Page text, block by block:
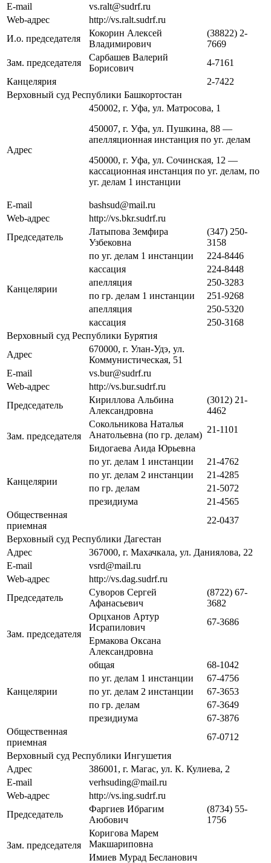
E-mail
vs.ralt@sudrf.ru
Web-адрес
http://vs.ralt.sudrf.ru
И.о. председателя
Кокорин Алексей
Владимирович
(38822) 2-
7669
Зам. председателя
Сарбашев Валерий
Борисович
4-7161
Канцелярия
2-7422
Верховный суд Республики Башкортостан
Адрес
450002, г. Уфа, ул. Матросова, 1
450007, г. Уфа, ул. Пушкина, 88 —
апелляционная инстанция по уг. делам
450000, г. Уфа, ул. Сочинская, 12 —
кассационная инстанция по уг. делам, по
уг. делам 1 инстанции
E-mail
bashsud@mail.ru
Web-адрес
http://vs.bkr.sudrf.ru
Председатель
Латыпова Земфира
Узбековна
(347) 250-
3158
Канцелярии
по уг. делам 1 инстанции
224-8446
кассация
224-8448
апелляция
250-3283
по гр. делам 1 инстанции
251-9268
апелляция
250-5320
кассация
250-3168
Верховный суд Республики Бурятия
Адрес
670000, г. Улан-Удэ, ул.
Коммунистическая, 51
E-mail
vs.bur@sudrf.ru
Web-адрес
http://vs.bur.sudrf.ru
Председатель
Кириллова Альбина
Александровна
(3012) 21-
4462
Зам. председателя
Сокольникова Наталья
Анатольевна (по гр. делам)
21-1101
Бидогаева Аида Юрьевна
Канцелярии
по уг. делам 1 инстанции
21-4762
по уг. делам 2 инстанции
21-4285
по гр. делам
21-5072
президиума
21-4565
Общественная
приемная
22-0437
Верховный суд Республики Дагестан
Адрес
367000, г. Махачкала, ул. Даниялова, 22
E-mail
vsrd@mail.ru
Web-адрес
http://vs.dag.sudrf.ru
Председатель
Суворов Сергей
Афанасьевич
(8722) 67-
3682
Зам. председателя
Орцханов Артур
Исрапилович
67-3686
Ермакова Оксана
Александровна
Канцелярии
общая
68-1042
по уг. делам 1 инстанции
67-4756
по уг. делам 2 инстанции
67-3653
по гр. делам
67-3649
президиума
67-3876
Общественная
приемная
67-0712
Верховный суд Республики Ингушетия
Адрес
386001, г. Магас, ул. К. Кулиева, 2
E-mail
verhsuding@mail.ru
Web-адрес
http://vs.ing.sudrf.ru
Председатель
Фаргиев Ибрагим
Аюбович
(8734) 55-
1756
Зам. председателя
Коригова Марем
Макшариповна
Имиев Мурад Бесланович